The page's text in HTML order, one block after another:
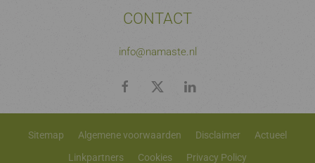
CONTACT
info@namaste.nl
Sitemap Algemene voorwaarden Disclaimer
Actueel
Linkpartners
Cookies Privacy Policy